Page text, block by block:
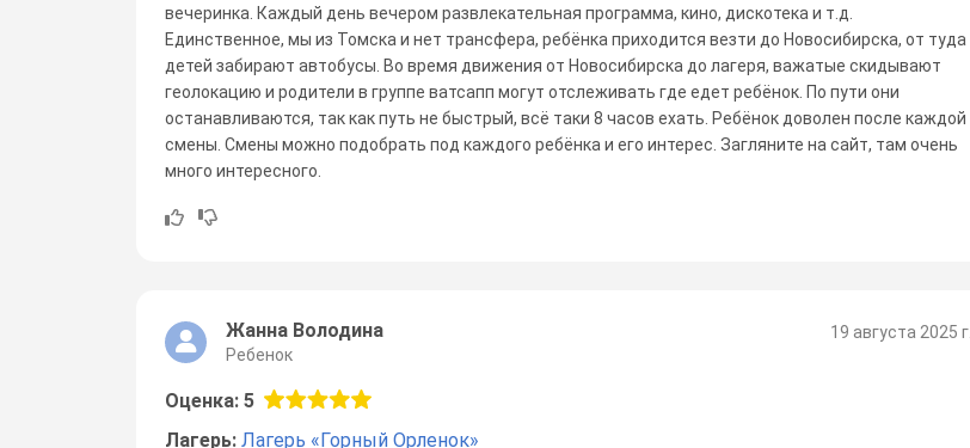
вечеринка. Каждый день вечером развлекательная программа, кино, дискотека и т.д.
Единственное, мы из Томска и нет трансфера, ребёнка приходится везти до Новосибирска, от туда
детей забирают автобусы. Во время движения от Новосибирска до лагеря, важатые скидывают
геолокацию и родители в группе ватсапп могут отслеживать где едет ребёнок. По пути они
останавливаются, так как путь не быстрый, всё таки 8 часов ехать. Ребёнок доволен после каждой
смены. Смены можно подобрать под каждого ребёнка и его интерес. Загляните на сайт, там очень
много интересного.
19 августа 2025 г.
Жанна Володина
Ребенок
Оценка: 5
Лагерь: Лагерь «Горный Орленок»